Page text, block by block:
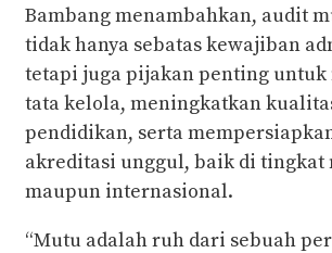
Bambang menambahkan, audit
tidak hanya sebatas kewajiban
tetapi juga pijakan penting
tata kelola, meningkatkan
pendidikan, serta
akreditasi unggul, baik di tingkat
maupun internasional.
“Mutu adalah ruh dari sebuah